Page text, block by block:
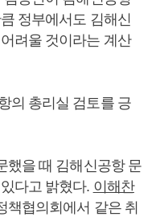
정부에서도 김해신
려울 것이라는 계산
의 총리실 검토를 긍
했을 때 김해신공항 문
다고 밝혔다. 이해찬
책협의회에서 같은 취